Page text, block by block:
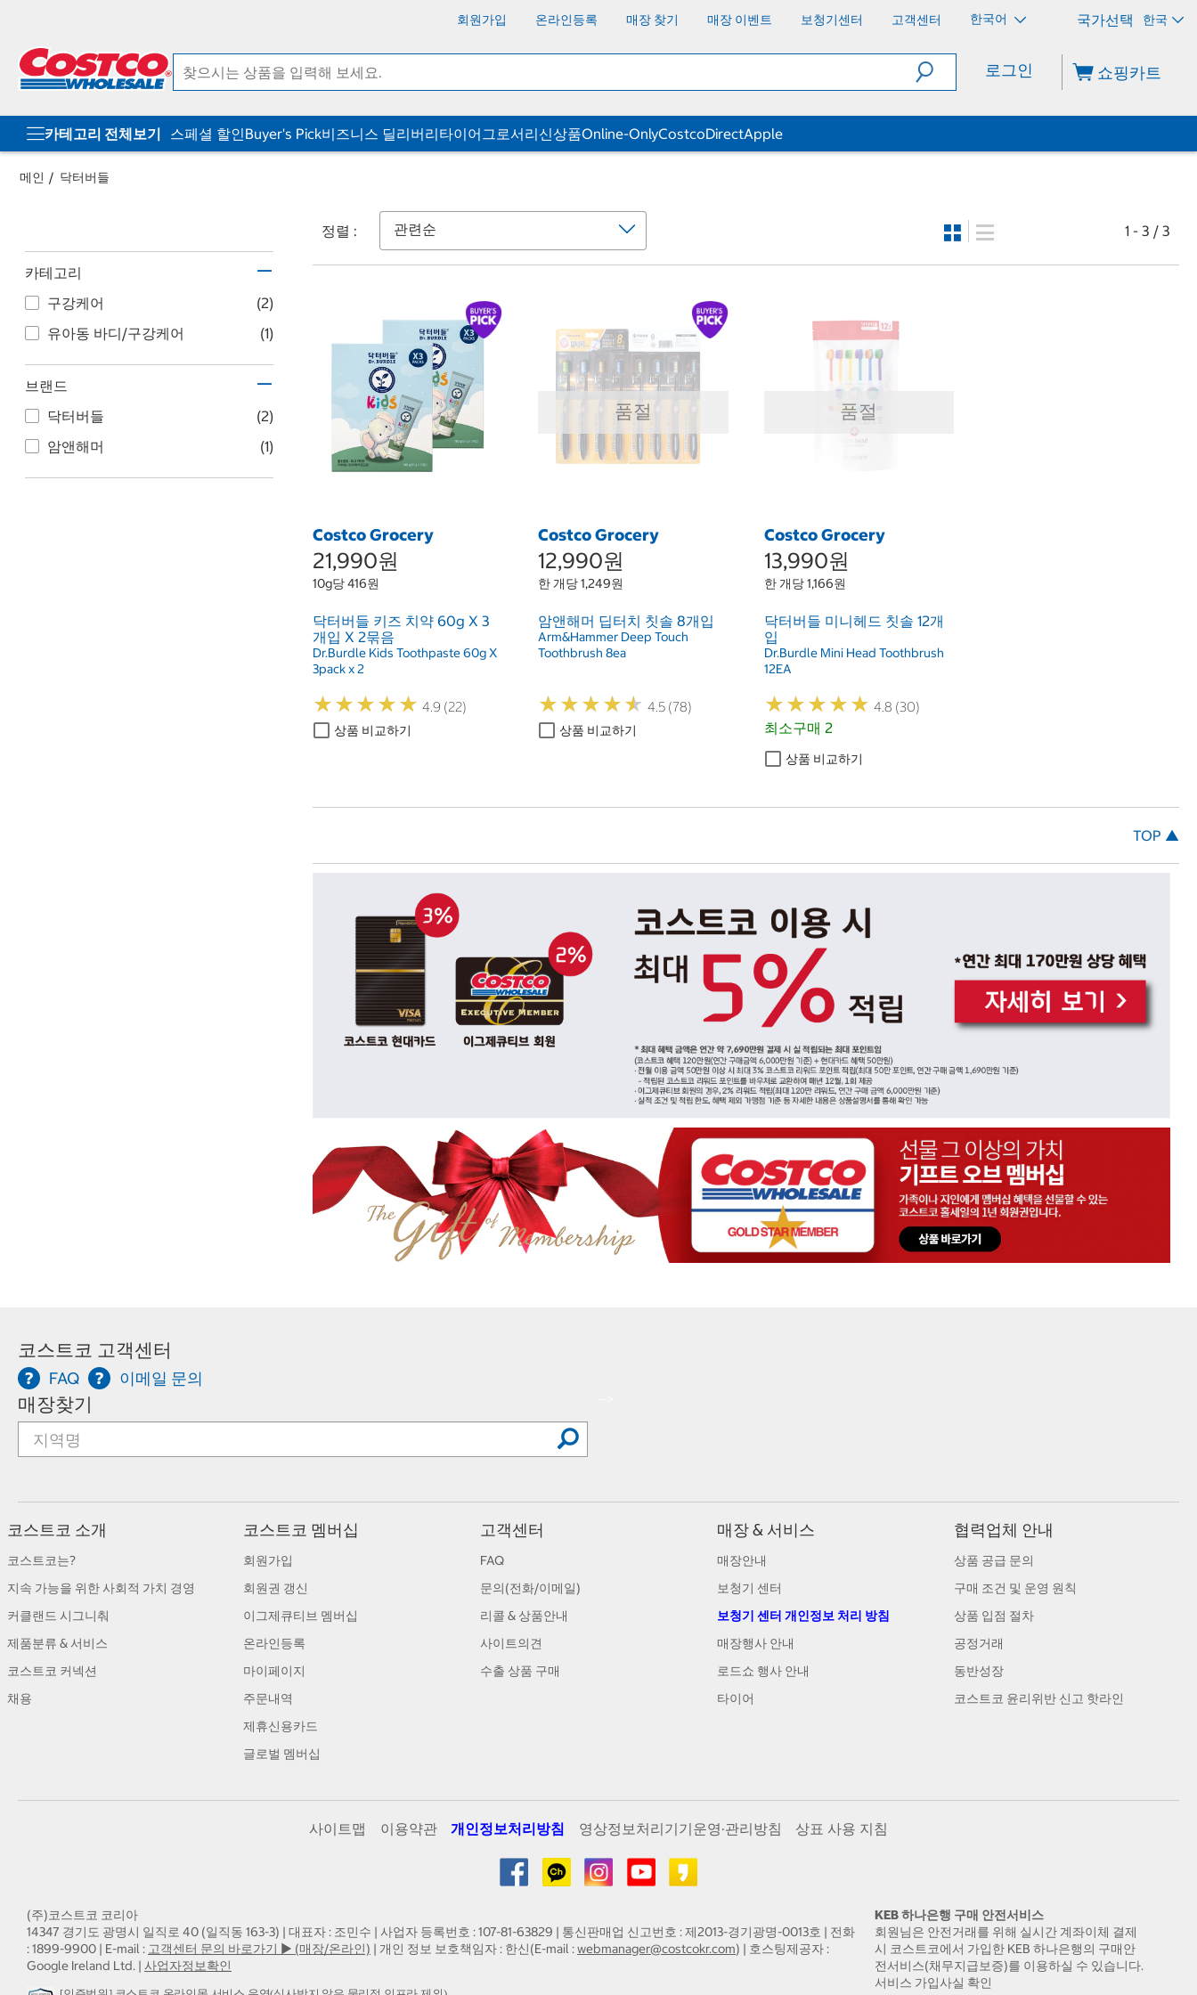
회원가입 온라인등록 매장 찾기 매장 이벤트 보청기센터 고객센터 한국어 한국
로그인 쇼핑카트
카테고리 전체보기 스페셜 할인Buyer's Pick비즈니스 딜리버리타이어그로서리신상품Online-OnlyCostcoDirectApple
메인 닥터버들
카테고리
구강케어
(2)
유아동 바디/구강케어
(1)
브랜드
닥터버들
(2)
암앤해머
(1)
정렬 : 1 - 3 / 3
Costco Grocery
21,990원
10g당 416원
닥터버들 키즈 치약 60g X 3
개입 X 2묶음
Dr.Burdle Kids Toothpaste 60g X
3pack x 2
★★★★★
★★★★★ 4.9 (22)
상품 비교하기
품절
Costco Grocery
12,990원
한 개당 1,249원
암앤해머 딥터치 칫솔 8개입
Arm&Hammer Deep Touch
Toothbrush 8ea
★★★★★
★★★★★ 4.5 (78)
상품 비교하기
품절
Costco Grocery
13,990원
한 개당 1,166원
닥터버들 미니헤드 칫솔 12개
입
Dr.Burdle Mini Head Toothbrush
12EA
★★★★★
★★★★★ 4.8 (30)
최소구매 2
상품 비교하기
TOP ▲
코스트코 고객센터
FAQ 이메일 문의
매장찾기
코스트코 소개
코스트코는?
지속 가능을 위한 사회적 가치 경영
커클랜드 시그니춰
제품분류 & 서비스
코스트코 커넥션
채용
코스트코 멤버십
회원가입
회원권 갱신
이그제큐티브 멤버십
온라인등록
마이페이지
주문내역
제휴신용카드
글로벌 멤버십
고객센터
FAQ
문의(전화/이메일)
리콜 & 상품안내
사이트의견
수출 상품 구매
매장 & 서비스
매장안내
보청기 센터
보청기 센터 개인정보 처리 방침
매장행사 안내
로드쇼 행사 안내
타이어
협력업체 안내
상품 공급 문의
구매 조건 및 운영 원칙
상품 입점 절차
공정거래
동반성장
코스트코 윤리위반 신고 핫라인
사이트맵 이용약관 개인정보처리방침 영상정보처리기기운영·관리방침 상표 사용 지침
(주)코스트코 코리아
14347 경기도 광명시 일직로 40 (일직동 163-3) | 대표자 : 조민수 | 사업자 등록번호 : 107-81-63829 | 통신판매업 신고번호 : 제2013-경기광명-0013호 | 전화
: 1899-9900 | E-mail : 고객센터 문의 바로가기 ▶ (매장/온라인) | 개인 정보 보호책임자 : 한신(E-mail :webmanager@costcokr.com) | 호스팅제공자 :
Google Ireland Ltd. | 사업자정보확인
KEB 하나은행 구매 안전서비스
회원님은 안전거래를 위해 실시간 계좌이체 결제
시 코스트코에서 가입한 KEB 하나은행의 구매안
전서비스(채무지급보증)를 이용하실 수 있습니다.
서비스 가입사실 확인